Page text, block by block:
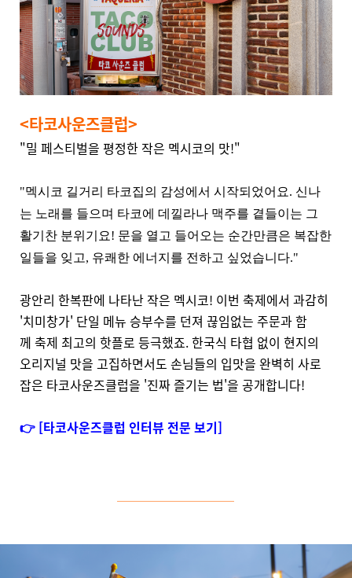
<타코사운즈클럽>
"밀 페스티벌을 평정한 작은 멕시코의 맛!"
"멕시코 길거리 타코집의 감성에서 시작되었어요. 신나
는 노래를 들으며 타코에 데낄라나 맥주를 곁들이는 그
활기찬 분위기요! 문을 열고 들어오는 순간만큼은 복잡한
일들을 잊고, 유쾌한 에너지를 전하고 싶었습니다."
광안리 한복판에 나타난 작은 멕시코! 이번 축제에서 과감히
'치미창가' 단일 메뉴 승부수를 던져 끊임없는 주문과 함
께 축제 최고의 핫플로 등극했죠. 한국식 타협 없이 현지의
오리지널 맛을 고집하면서도 손님들의 입맛을 완벽히 사로
잡은 타코사운즈클럽을 '진짜 즐기는 법'을 공개합니다!
👉 [타코사운즈클럽 인터뷰 전문 보기]